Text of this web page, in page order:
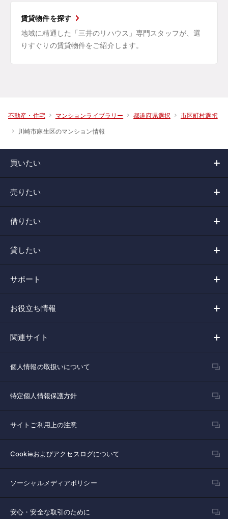
賃貸物件を探す
地域に精通した「三井のリハウス」専門スタッフが、選
りすぐりの賃貸物件をご紹介します。
不動産・住宅 マンションライブラリー 都道府県選択 市区町村選択
川崎市麻生区のマンション情報
買いたい
売りたい
借りたい
貸したい
サポート
お役立ち情報
関連サイト
個人情報の取扱いについて
特定個人情報保護方針
サイトご利用上の注意
Cookieおよびアクセスログについて
ソーシャルメディアポリシー
安心・安全な取引のために